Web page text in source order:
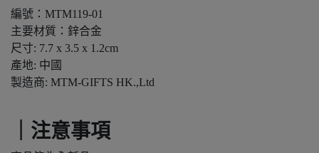
編號：MTM119-01
主要材質：鋅合金
尺寸: 7.7 x 3.5 x 1.2cm
產地: 中國
製造商: MTM-GIFTS HK.,Ltd
｜注意事項